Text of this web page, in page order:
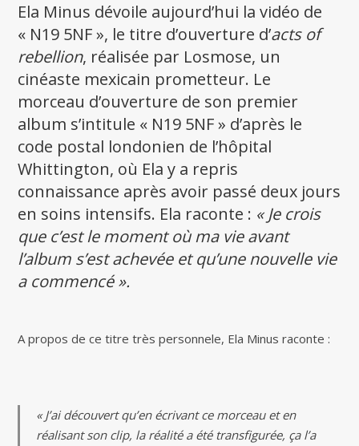
Ela Minus dévoile aujourd’hui la vidéo de
« N19 5NF », le titre d’ouverture d’acts of
rebellion, réalisée par Losmose, un
cinéaste mexicain prometteur. Le
morceau d’ouverture de son premier
album s’intitule « N19 5NF » d’après le
code postal londonien de l’hôpital
Whittington, où Ela y a repris
connaissance après avoir passé deux jours
en soins intensifs. Ela raconte : « Je crois
que c’est le moment où ma vie avant
l’album s’est achevée et qu’une nouvelle vie
a commencé ».
A propos de ce titre très personnele, Ela Minus raconte :
« J’ai découvert qu’en écrivant ce morceau et en
réalisant son clip, la réalité a été transfigurée, ça l’a